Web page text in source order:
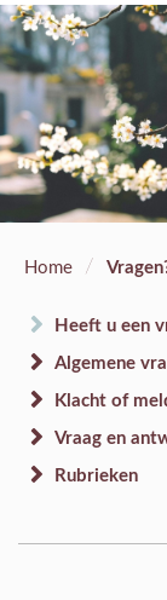
Home /
Heeft u een
Algemene
Klacht of
Vraag en
Rubrieken